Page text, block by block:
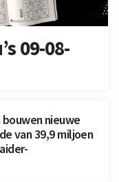
09-08-
nieuwe
van 39,9 miljoen